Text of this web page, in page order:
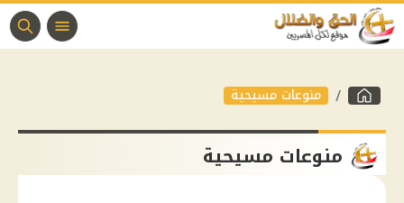
منوعات مسيحية
منوعات مسيحية